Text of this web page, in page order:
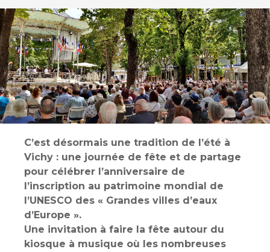
C’est désormais une tradition de l’été à
Vichy : une journée de fête et de partage
pour célébrer l’anniversaire de
l’inscription au patrimoine mondial de
l’UNESCO des « Grandes villes d’eaux
d’Europe ».
Une invitation à faire la fête autour du
kiosque à musique où les nombreuses